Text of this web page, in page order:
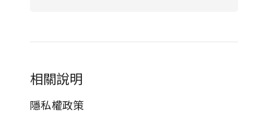
相關說明
隱私權政策